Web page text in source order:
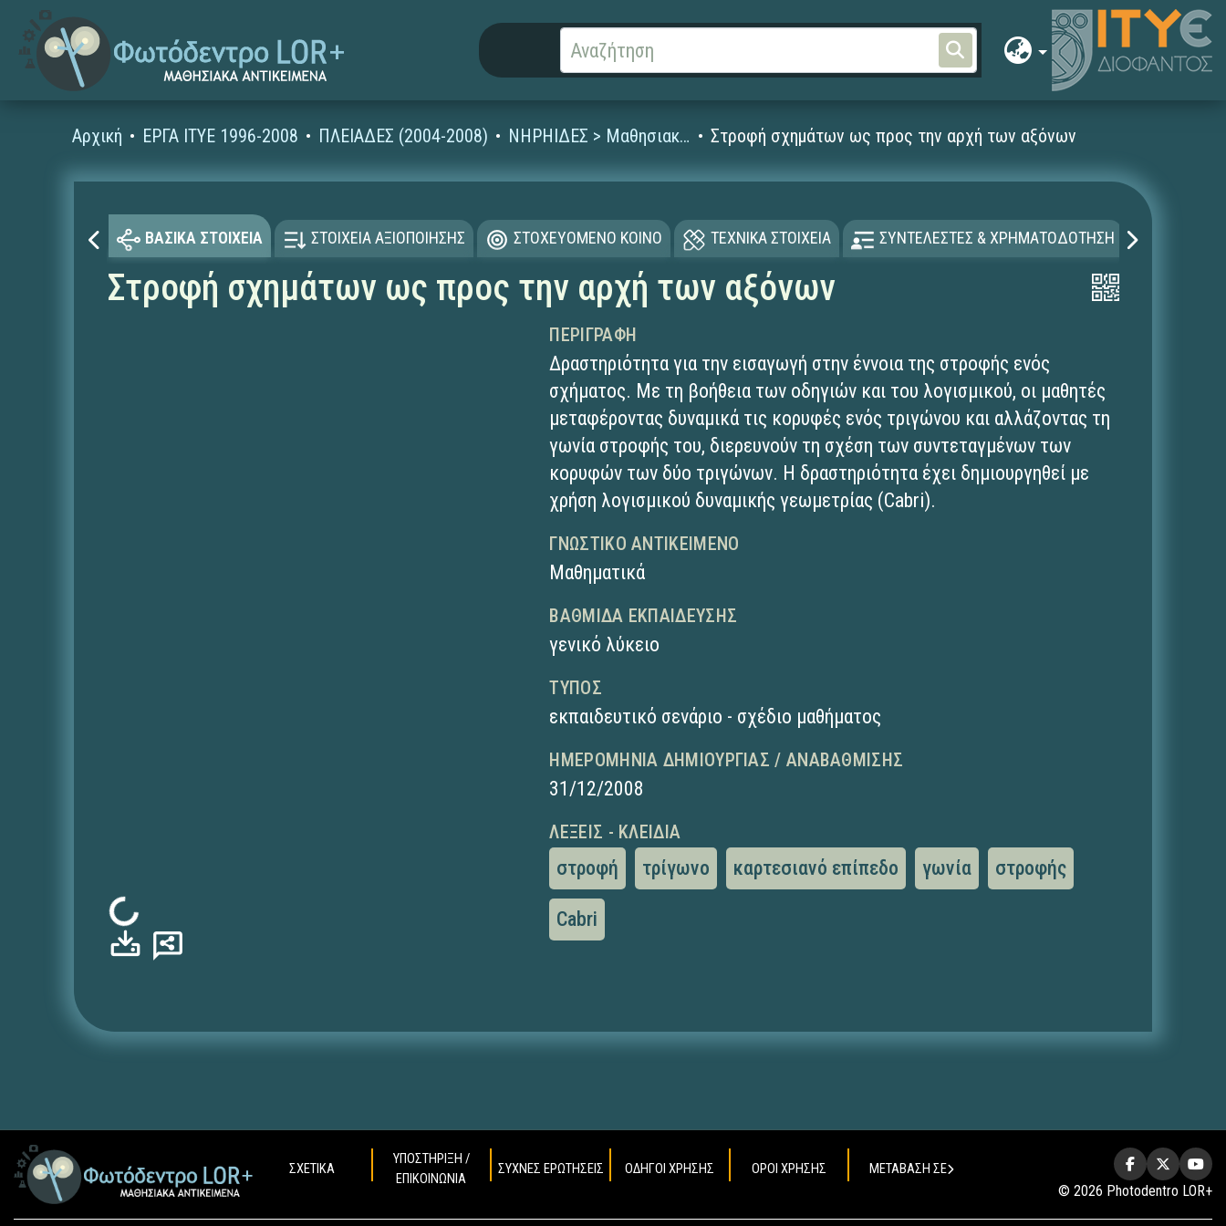
Αρχική ΕΡΓΑ ΙΤΥΕ 1996-2008 ΠΛΕΙΑΔΕΣ (2004-2008) ΝΗΡΗΙΔΕΣ > Μαθησιακά Αντικείμενα Στροφή σχημάτων ως προς την αρχή των αξόνων
ΒΑΣΙΚΑ ΣΤΟΙΧΕΙΑ ΣΤΟΙΧΕΙΑ ΑΞΙΟΠΟΙΗΣΗΣ ΣΤΟΧΕΥΟΜΕΝΟ ΚΟΙΝΟ ΤΕΧΝΙΚΑ ΣΤΟΙΧΕΙΑ ΣΥΝΤΕΛΕΣΤΕΣ & ΧΡΗΜΑΤΟΔΟΤΗΣΗ
Στροφή σχημάτων ως προς την αρχή των αξόνων
Φόρτωση...
ΠΕΡΙΓΡΑΦΉ
Δραστηριότητα για την εισαγωγή στην έννοια της στροφής ενός
σχήματος. Με τη βοήθεια των οδηγιών και του λογισμικού, οι μαθητές
μεταφέροντας δυναμικά τις κορυφές ενός τριγώνου και αλλάζοντας τη
γωνία στροφής του, διερευνούν τη σχέση των συντεταγμένων των
κορυφών των δύο τριγώνων. Η δραστηριότητα έχει δημιουργηθεί με
χρήση λογισμικού δυναμικής γεωμετρίας (Cabri).
ΓΝΩΣΤΙΚΌ ΑΝΤΙΚΕΊΜΕΝΟ
Μαθηματικά
ΒΑΘΜΊΔΑ ΕΚΠΑΊΔΕΥΣΗΣ
γενικό λύκειο
ΤΎΠΟΣ
εκπαιδευτικό σενάριο - σχέδιο μαθήματος
ΗΜΕΡΟΜΗΝΊΑ ΔΗΜΙΟΥΡΓΊΑΣ / ΑΝΑΒΆΘΜΙΣΗΣ
31/12/2008
ΛΈΞΕΙΣ - ΚΛΕΙΔΙΆ
στροφή τρίγωνο καρτεσιανό επίπεδο γωνία στροφής
Cabri
ΣΧΕΤΙΚΑ
ΥΠΟΣΤΗΡΙΞΗ /
ΕΠΙΚΟΙΝΩΝΙΑ
ΣΥΧΝΕΣ ΕΡΩΤΗΣΕΙΣ ΟΔΗΓΟΙ ΧΡΗΣΗΣ ΟΡΟΙ ΧΡΗΣΗΣ ΜΕΤΑΒΑΣΗ ΣΕ
© 2026 Photodentro LOR+